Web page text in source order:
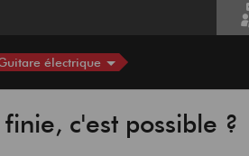
électrique
c'est possible ?